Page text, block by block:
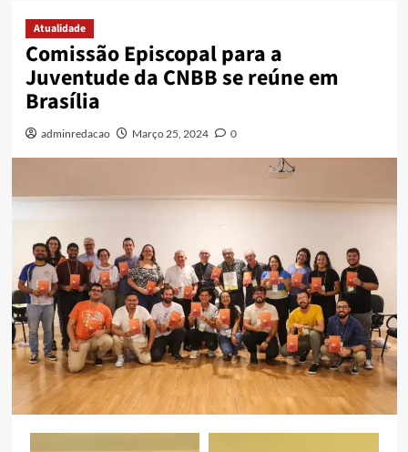
Atualidade
Comissão Episcopal para a
Juventude da CNBB se reúne em
Brasília
adminredacao Março 25, 2024 0